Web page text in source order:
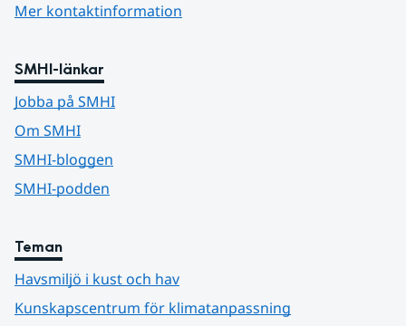
Mer kontaktinformation
SMHI-länkar
Jobba på SMHI
Om SMHI
SMHI-bloggen
SMHI-podden
Teman
Havsmiljö i kust och hav
Kunskapscentrum för klimatanpassning